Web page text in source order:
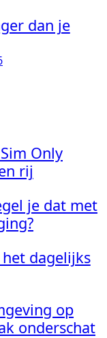
dan je
Only
rij
je dat met
dagelijks
op
onderschat